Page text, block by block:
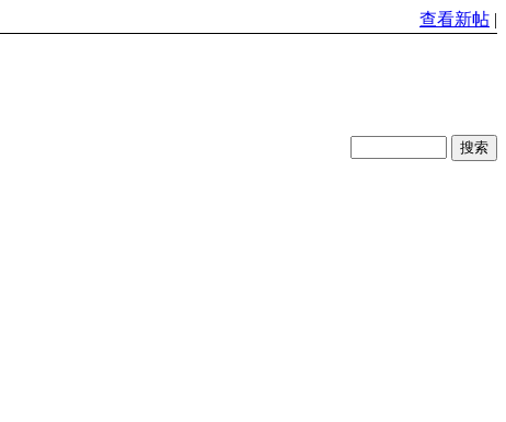
查看新帖 |